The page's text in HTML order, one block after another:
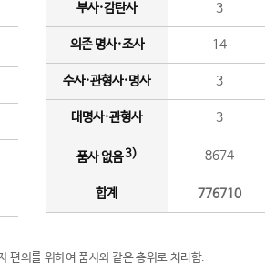
부사·감탄사 3
의존 명사·조사 14
수사·관형사·명사 3
대명사·관형사 3
품사 없음3) 8674
합계 776710
편의를 위하여 품사와 같은 층위로 처리함.